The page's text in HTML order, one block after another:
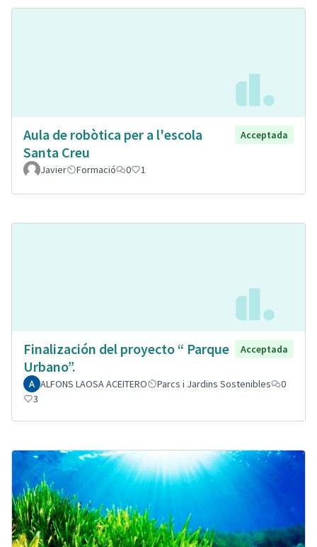
Aula de robòtica per a l'escola
Santa Creu
Acceptada
Javier Formació 0 1
Finalización del proyecto “ Parque
Urbano”.
Acceptada
ALFONS LAOSA ACEITERO Parcs i Jardins Sostenibles
0
3